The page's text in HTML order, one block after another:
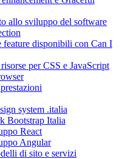
allo sviluppo del software
feature disponibili con Can I
per CSS e JavaScript
system .italia
Bootstrap Italia
React
Angular
di sito e servizi